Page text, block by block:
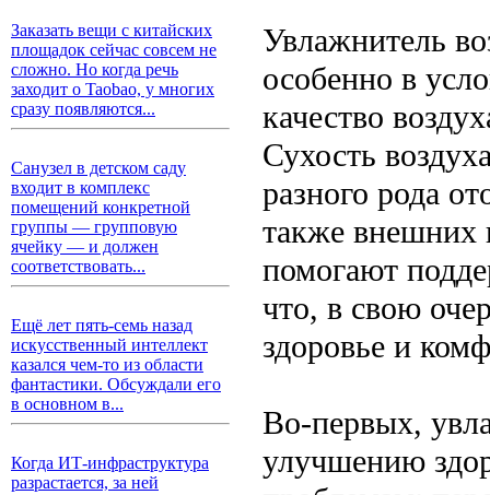
Заказать вещи с китайских
площадок сейчас совсем не
сложно. Но когда речь
заходит о Taobao, у многих
сразу появляются...
Санузел в детском саду
входит в комплекс
помещений конкретной
группы — групповую
ячейку — и должен
соответствовать...
Ещё лет пять-семь назад
искусственный интеллект
казался чем-то из области
фантастики. Обсуждали его
в основном в...
Когда ИТ-инфраструктура
разрастается, за ней
Увлажнитель
особенно в
качество
Сухость
разного рода
также внешних
помогают
что, в свою
здоровье и
Во-первых,
улучшению